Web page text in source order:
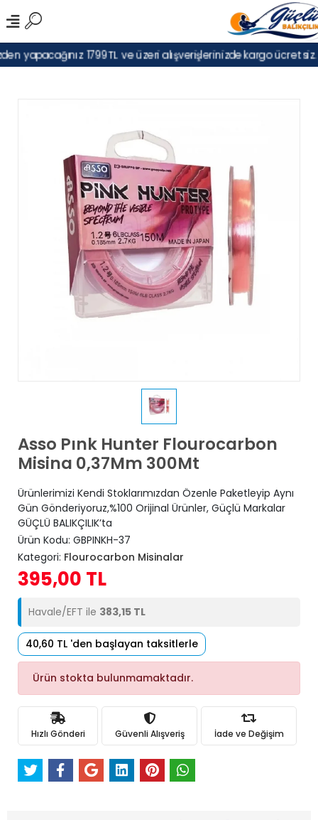
yapacağınız 1799TL ve üzeri alışverişlerinizde kargo ücretsiz.
Asso Pınk Hunter Flourocarbon
Misina 0,37Mm 300Mt
Ürünlerimizi Kendi Stoklarımızdan Özenle Paketleyip Aynı
Gün Gönderiyoruz,%100 Orijinal Ürünler, Güçlü Markalar
GÜÇLÜ BALIKÇILIK’ta
Ürün Kodu: GBPINKH-37
Kategori: Flourocarbon Misinalar
395,00 TL
Havale/EFT ile 383,15 TL
40,60 TL 'den başlayan taksitlerle
Ürün stokta bulunmamaktadır.
Hızlı Gönderi Güvenli Alışveriş İade ve Değişim